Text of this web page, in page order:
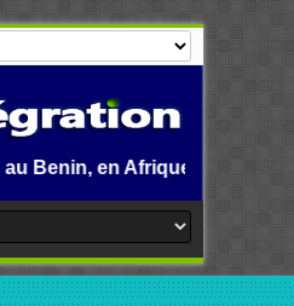
et dans le monde.